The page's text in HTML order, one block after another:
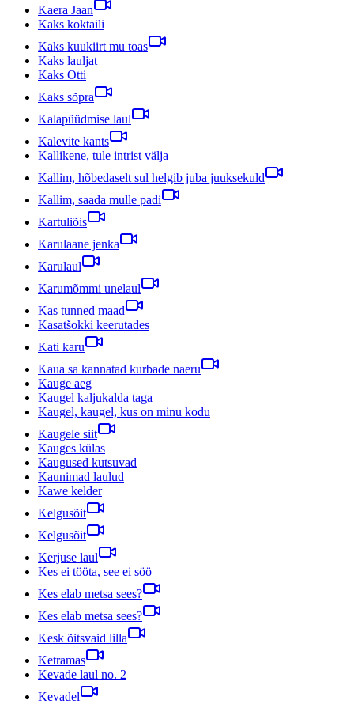
Kaera Jaan
Kaks koktaili
Kaks kuukiirt mu toas
Kaks lauljat
Kaks Otti
Kaks sõpra
Kalapüüdmise laul
Kalevite kants
Kallikene, tule intrist välja
Kallim, hõbedaselt sul helgib juba juuksekuld
Kallim, saada mulle padi
Kartuliõis
Karulaane jenka
Karulaul
Karumõmmi unelaul
Kas tunned maad
Kasatšokki keerutades
Kati karu
Kaua sa kannatad kurbade naeru
Kauge aeg
Kaugel kaljukalda taga
Kaugel, kaugel, kus on minu kodu
Kaugele siit
Kauges külas
Kaugused kutsuvad
Kaunimad laulud
Kawe kelder
Kelgusõit
Kelgusõit
Kerjuse laul
Kes ei tööta, see ei söö
Kes elab metsa sees?
Kes elab metsa sees?
Kesk õitsvaid lilla
Ketramas
Kevade laul no. 2
Kevadel